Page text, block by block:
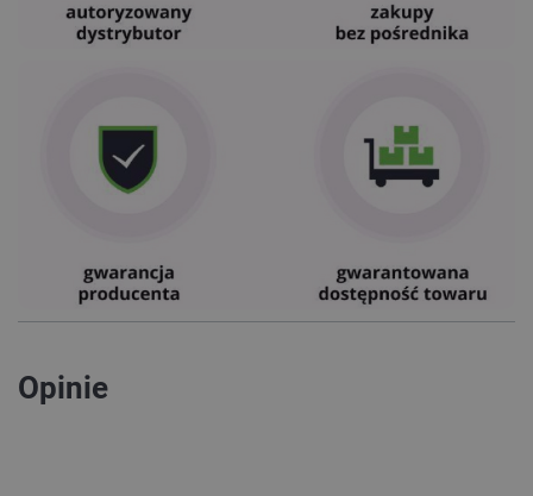
Opinie